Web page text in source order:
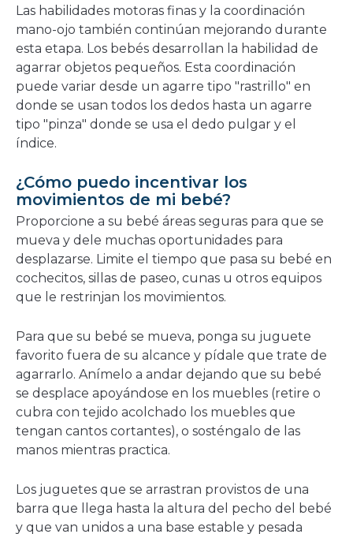
Las habilidades motoras finas y la coordinación
mano-ojo también continúan mejorando durante
esta etapa. Los bebés desarrollan la habilidad de
agarrar objetos pequeños. Esta coordinación
puede variar desde un agarre tipo "rastrillo" en
donde se usan todos los dedos hasta un agarre
tipo "pinza" donde se usa el dedo pulgar y el
índice.
¿Cómo puedo incentivar los
movimientos de mi bebé?
Proporcione a su bebé áreas seguras para que se
mueva y dele muchas oportunidades para
desplazarse. Limite el tiempo que pasa su bebé en
cochecitos, sillas de paseo, cunas u otros equipos
que le restrinjan los movimientos.
Para que su bebé se mueva, ponga su juguete
favorito fuera de su alcance y pídale que trate de
agarrarlo. Anímelo a andar dejando que su bebé
se desplace apoyándose en los muebles (retire o
cubra con tejido acolchado los muebles que
tengan cantos cortantes), o sosténgalo de las
manos mientras practica.
Los juguetes que se arrastran provistos de una
barra que llega hasta la altura del pecho del bebé
y que van unidos a una base estable y pesada